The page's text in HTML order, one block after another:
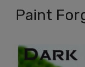
Paint